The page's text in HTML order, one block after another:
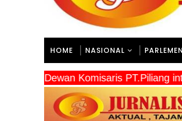
HOME NASIONAL
" Dewan Komisaris